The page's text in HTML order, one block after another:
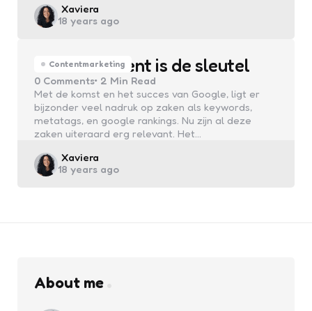
Posted
by
Xaviera
18 years ago
Contentmarketing
Goede content is de sleutel
0 Comments 2 Min Read
Met de komst en het succes van Google, ligt er
bijzonder veel nadruk op zaken als keywords,
metatags, en google rankings. Nu zijn al deze
zaken uiteraard erg relevant. Het…
Posted
by
Xaviera
18 years ago
About me